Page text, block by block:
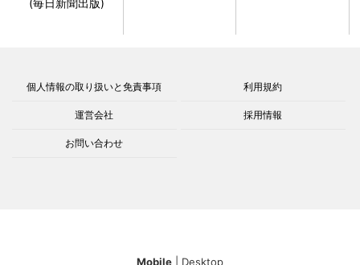
個人情報の取り扱いと免責事項 利用規約
運営会社 採用情報
お問い合わせ
Mobile Desktop